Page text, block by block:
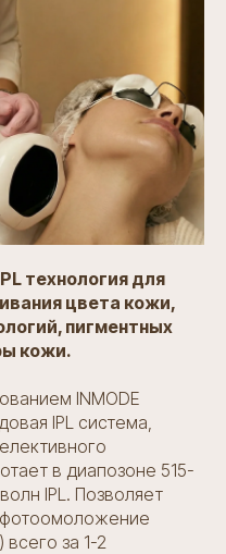
технология для
цвета кожи,
пигментных
кожи.
INMODE
IPL система,
в диапозоне 515-
IPL. Позволяет
за 1-2